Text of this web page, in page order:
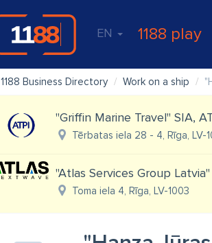
EN 1188 play
1188 Business Directory Work on a ship
''Griffin Marine Travel'' SIA,
Tērbatas iela 28 - 4, Rīga, LV-
"Atlas Services Group
Toma iela 4, Rīga, LV-1003